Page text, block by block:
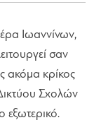
Ιωαννίνων,
σαν
ακόμα κρίκος
Σχολών
εξωτερικό.